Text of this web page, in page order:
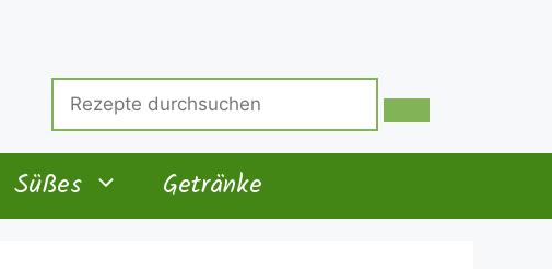
nach:
Süßes Getränke